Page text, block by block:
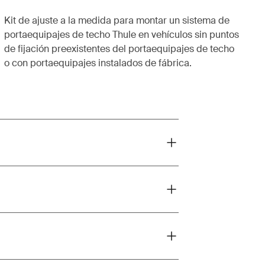
Kit de ajuste a la medida para montar un sistema de
portaequipajes de techo Thule en vehículos sin puntos
de fijación preexistentes del portaequipajes de techo
o con portaequipajes instalados de fábrica.